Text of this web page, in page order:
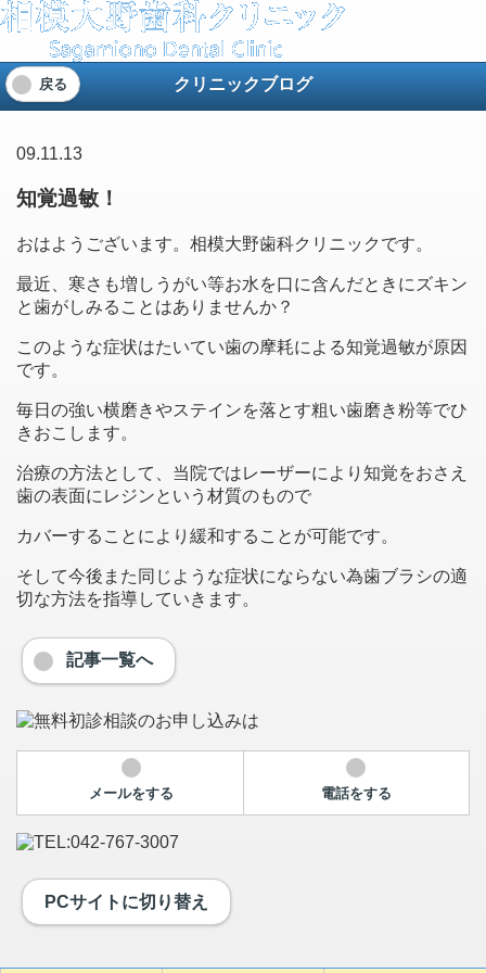
戻る クリニックブログ
09.11.13
知覚過敏！
おはようございます。相模大野歯科クリニックです。
最近、寒さも増しうがい等お水を口に含んだときにズキン
と歯がしみることはありませんか？
このような症状はたいてい歯の摩耗による知覚過敏が原因
です。
毎日の強い横磨きやステインを落とす粗い歯磨き粉等でひ
きおこします。
治療の方法として、当院ではレーザーにより知覚をおさえ
歯の表面にレジンという材質のもので
カバーすることにより緩和することが可能です。
そして今後また同じような症状にならない為歯ブラシの適
切な方法を指導していきます。
記事一覧へ
メールをする 電話をする
PCサイトに切り替え